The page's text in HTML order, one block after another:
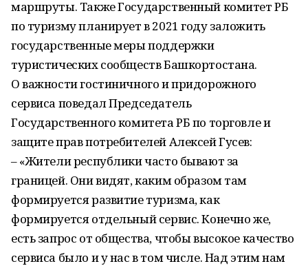
маршруты. Также Государственный комитет РБ
по туризму планирует в 2021 году заложить
государственные меры поддержки
туристических сообществ Башкортостана.
О важности гостиничного и придорожного
сервиса поведал Председатель
Государственного комитета РБ по торговле и
защите прав потребителей Алексей Гусев:
– «Жители республики часто бывают за
границей. Они видят, каким образом там
формируется развитие туризма, как
формируется отдельный сервис. Конечно же,
есть запрос от общества, чтобы высокое качество
сервиса было и у нас в том числе. Над этим нам